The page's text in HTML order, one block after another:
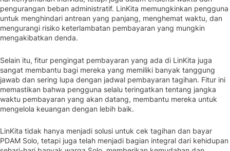
pengurangan beban administratif. LinKita memungkinkan pengguna
untuk menghindari antrean yang panjang, menghemat waktu, dan
mengurangi risiko keterlambatan pembayaran yang mungkin
mengakibatkan denda.
Selain itu, fitur pengingat pembayaran yang ada di LinKita juga
sangat membantu bagi mereka yang memiliki banyak tanggung
jawab dan sering lupa dengan jadwal pembayaran tagihan. Fitur ini
memastikan bahwa pengguna selalu teringatkan tentang jangka
waktu pembayaran yang akan datang, membantu mereka untuk
mengelola keuangan dengan lebih baik.
LinKita tidak hanya menjadi solusi untuk cek tagihan dan bayar
PDAM Solo, tetapi juga telah menjadi bagian integral dari kehidupan